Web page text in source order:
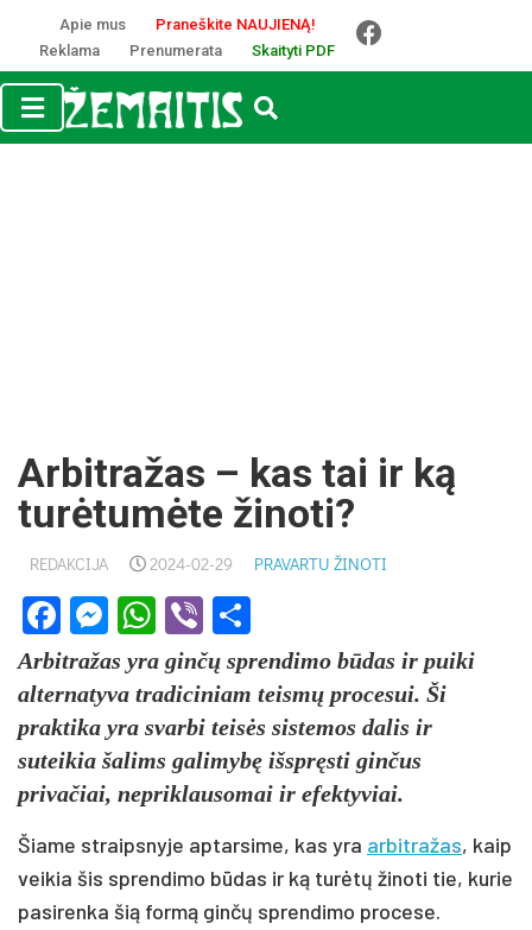
Apie mus
Praneškite NAUJIENĄ!
Reklama
Prenumerata Skaityti PDF
Arbitražas – kas tai ir ką
turėtumėte žinoti?
REDAKCIJA 2024-02-29 PRAVARTU ŽINOTI
Facebook
Messenger
WhatsApp
Viber
Arbitražas yra ginčų sprendimo būdas ir puiki
alternatyva tradiciniam teismų procesui. Ši
praktika yra svarbi teisės sistemos dalis ir
suteikia šalims galimybę išspręsti ginčus
privačiai, nepriklausomai ir efektyviai.
Šiame straipsnyje aptarsime, kas yra arbitražas, kaip
veikia šis sprendimo būdas ir ką turėtų žinoti tie, kurie
pasirenka šią formą ginčų sprendimo procese.